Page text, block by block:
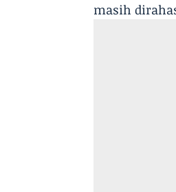
masih